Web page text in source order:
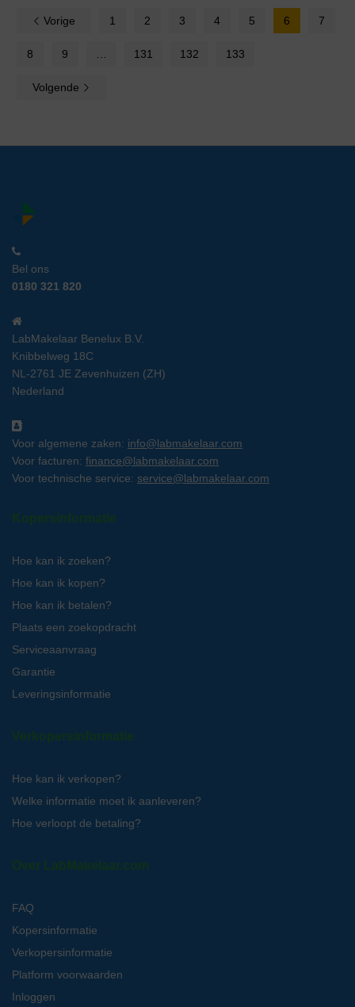
Vorige 1 2 3 4 5 6 7
8 9 131 132 133
Volgende
Bel ons
0180 321 820
LabMakelaar Benelux B.V.
Knibbelweg 18C
NL-2761 JE Zevenhuizen (ZH)
Nederland
Voor algemene zaken: info@labmakelaar.com
Voor facturen: finance@labmakelaar.com
Voor technische service: service@labmakelaar.com
Kopersinformatie
Hoe kan ik zoeken?
Hoe kan ik kopen?
Hoe kan ik betalen?
Plaats een zoekopdracht
Serviceaanvraag
Garantie
Leveringsinformatie
Verkopersinformatie
Hoe kan ik verkopen?
Welke informatie moet ik aanleveren?
Hoe verloopt de betaling?
Over LabMakelaar.com
FAQ
Kopersinformatie
Verkopersinformatie
Platform voorwaarden
Inloggen